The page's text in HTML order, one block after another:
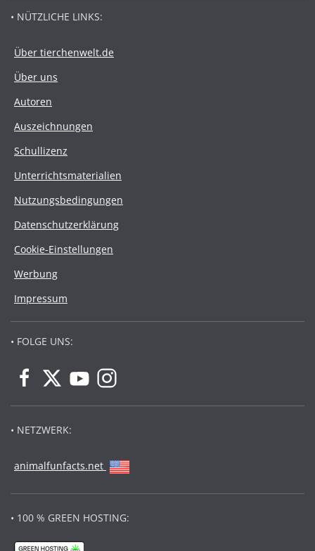
• NÜTZLICHE LINKS:
Über tierchenwelt.de
Über uns
Autoren
Auszeichnungen
Schullizenz
Unterrichtsmaterialien
Nutzungsbedingungen
Datenschutzerklärung
Cookie-Einstellungen
Werbung
Impressum
• FOLGE UNS:
• NETZWERK:
animalfunfacts.net
• 100 % GREEN HOSTING: